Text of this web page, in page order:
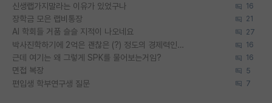
신생랩가지말라는 이유가 있었구나 16
장학금 모은 랩비통장 21
AI 학회들 거품 슬슬 지적이 나오네요 27
박사진학하기에 2억은 괜찮은 (?) 정도의 경제력인가요 16
근데 여기는 왜 그렇게 SPK를 물어보는거임? 16
면접 복장 5
편입생 학부연구생 질문 7